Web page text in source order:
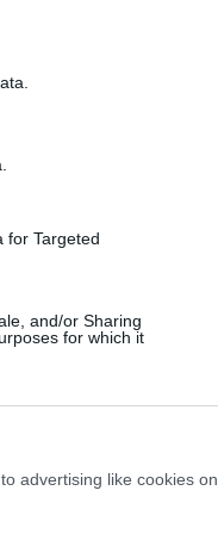
for Targeted
and/or Sharing
for which it
advertising like cookies on
12:50